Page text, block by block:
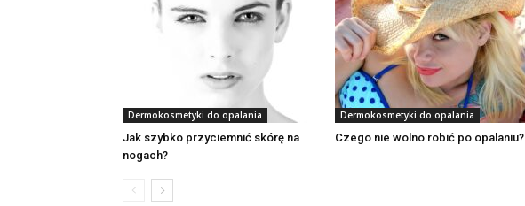
Dermokosmetyki do opalania
Jak szybko przyciemnić skórę na
nogach?
Dermokosmetyki do opalania
Czego nie wolno robić po opalaniu?